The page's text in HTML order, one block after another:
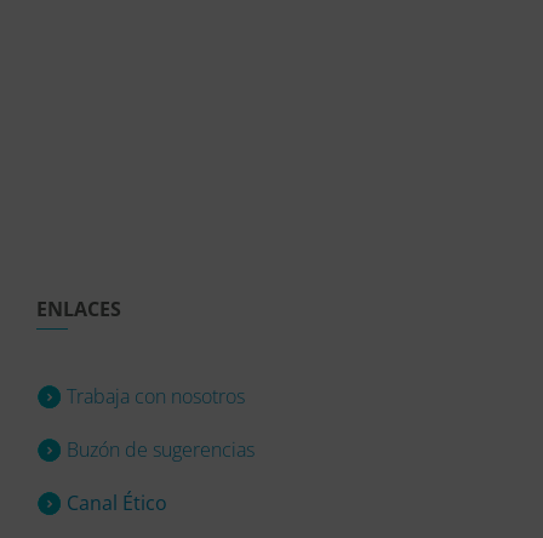
ENLACES
Trabaja con nosotros
Buzón de sugerencias
Canal Ético